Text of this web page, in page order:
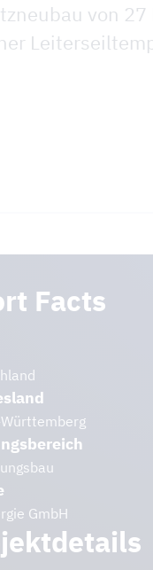
von 27
Facts
GmbH